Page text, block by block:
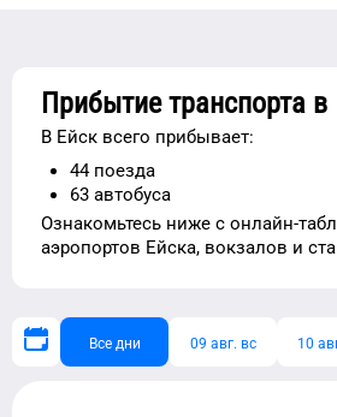
Прибытие транспорта в
В Ейск всего прибывает:
44 поезда
63 автобуса
Ознакомьтесь ниже с онлайн-
аэропортов Ейска, вокзалов и
Все дни 09 авг. вс 10